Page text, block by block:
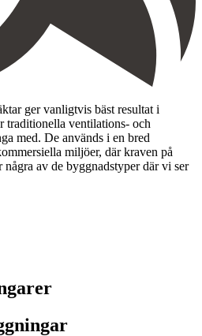
ger vanligtvis bäst resultat i
traditionella ventilations- och
med. De används i en bred
miljöer, där kraven på
av de byggnadstyper där vi ser